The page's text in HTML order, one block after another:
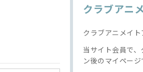
クラブアニ
クラブアニメイト
当サイト会員で
ン後のマイペー